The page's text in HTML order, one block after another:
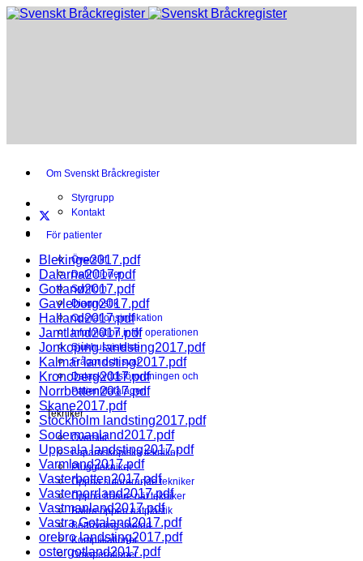
Om Svenskt Bråckregister
Styrgrupp
Kontakt
För patienter
Översikt
Definitioner
Symtom
Diagnostik
Operationsindikation
Information inför operationen
Sjukhusvistelse
Frågor och svar
Dataskyddsförordningen och
Patientdatalagen
Tekniker
Översikt
Laparoskopiska tekniker
Pluggtekniker
Öppna suturerande tekniker
Öppna främre nät tekniker
Bakre öppen nätplastik
Bedövningsmetod
Komplikationer
Omoperationer
Blekinge2017.pdf
Dalarna2017.pdf
Gotland2017.pdf
Gavleborg2017.pdf
Halland2017.pdf
Jamtland2017.pdf
Jonkoping landsting2017.pdf
Kalmar landsting2017.pdf
Kronoberg2017.pdf
Norrbotten2017.pdf
Skane2017.pdf
Stockholm landsting2017.pdf
Sodermanland2017.pdf
Uppsala landsting2017.pdf
Varmland2017.pdf
Vasterbotten2017.pdf
Vasternorrland2017.pdf
Vastmanland2017.pdf
Vastra Gotaland2017.pdf
orebro landsting2017.pdf
ostergotland2017.pdf